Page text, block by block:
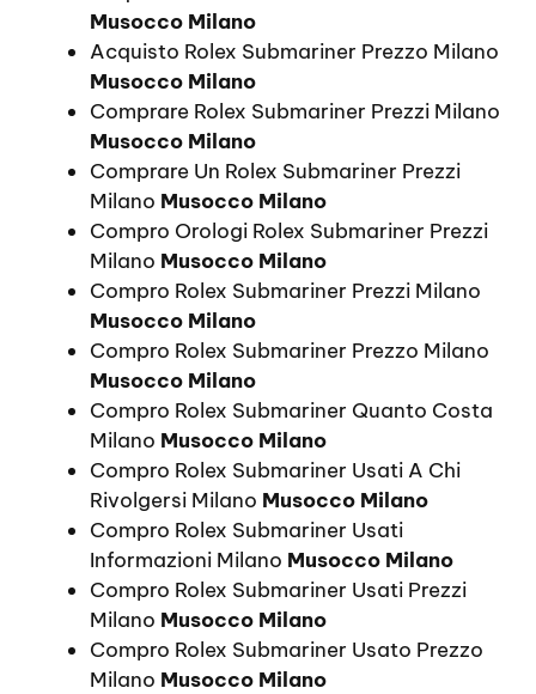
Musocco Milano
Acquisto Rolex Submariner Prezzo Milano
Musocco Milano
Comprare Rolex Submariner Prezzi Milano
Musocco Milano
Comprare Un Rolex Submariner Prezzi
Milano Musocco Milano
Compro Orologi Rolex Submariner Prezzi
Milano Musocco Milano
Compro Rolex Submariner Prezzi Milano
Musocco Milano
Compro Rolex Submariner Prezzo Milano
Musocco Milano
Compro Rolex Submariner Quanto Costa
Milano Musocco Milano
Compro Rolex Submariner Usati A Chi
Rivolgersi Milano Musocco Milano
Compro Rolex Submariner Usati
Informazioni Milano Musocco Milano
Compro Rolex Submariner Usati Prezzi
Milano Musocco Milano
Compro Rolex Submariner Usato Prezzo
Milano Musocco Milano